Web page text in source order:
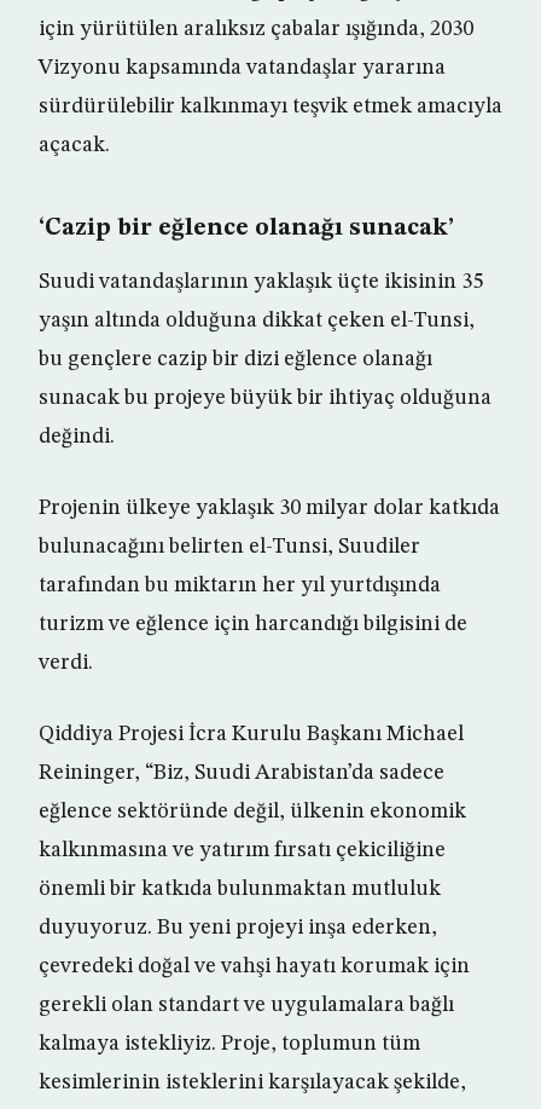
için yürütülen aralıksız çabalar ışığında, 2030
Vizyonu kapsamında vatandaşlar yararına
sürdürülebilir kalkınmayı teşvik etmek amacıyla
açacak.
‘Cazip bir eğlence olanağı sunacak’
Suudi vatandaşlarının yaklaşık üçte ikisinin 35
yaşın altında olduğuna dikkat çeken el-Tunsi,
bu gençlere cazip bir dizi eğlence olanağı
sunacak bu projeye büyük bir ihtiyaç olduğuna
değindi.
Projenin ülkeye yaklaşık 30 milyar dolar katkıda
bulunacağını belirten el-Tunsi, Suudiler
tarafından bu miktarın her yıl yurtdışında
turizm ve eğlence için harcandığı bilgisini de
verdi.
Qiddiya Projesi İcra Kurulu Başkanı Michael
Reininger, “Biz, Suudi Arabistan’da sadece
eğlence sektöründe değil, ülkenin ekonomik
kalkınmasına ve yatırım fırsatı çekiciliğine
önemli bir katkıda bulunmaktan mutluluk
duyuyoruz. Bu yeni projeyi inşa ederken,
çevredeki doğal ve vahşi hayatı korumak için
gerekli olan standart ve uygulamalara bağlı
kalmaya istekliyiz. Proje, toplumun tüm
kesimlerinin isteklerini karşılayacak şekilde,